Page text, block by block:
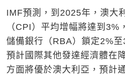
IMF預測，到2025年，澳大
（CPI）平均增幅將達到3%
儲備銀行（RBA）鎖定2%至
預計國際其他發達經濟體在
方面將優於澳大利亞，預計